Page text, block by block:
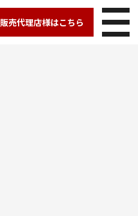
販売代理店様はこちら